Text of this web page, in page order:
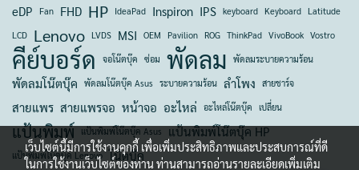
eDP Fan FHD HP IdeaPad Inspiron IPS keyboard Keyboard Latitude
LCD Lenovo LVDS MSI OEM Pavilion ROG ThinkPad VivoBook Vostro
คีย์บอร์ด จอโน๊ตบุ๊ค ซ่อม พัดลม พัดลมระบายความร้อน
พัดลมโน๊ตบุ๊ค พัดลมโน๊ตบุ๊ค Asus ระบายความร้อน ลำโพง สายชาร์จ
สายแพร สายแพรจอ หน้าจอ อะไหล่ อะไหล่โน๊ตบุ๊ค เปลี่ยน
แป้นพิมพ์ แป้นพิมพ์โน๊ตบุ๊ค Asus แป้นพิมพ์โน๊ตบุ๊ค HP
แป้นพิมพ์โน๊ตบุ๊ค Lenovo โน๊ตบุ๊ค
เว็บไซต์นี้มีการใช้งานคุกกี้ เพื่อเพิ่มประสิทธิภาพและประสบการณ์ที่ดี
ในการใช้งานเว็บไซต์ของท่าน ท่านสามารถอ่านรายละเอียดเพิ่มเติม